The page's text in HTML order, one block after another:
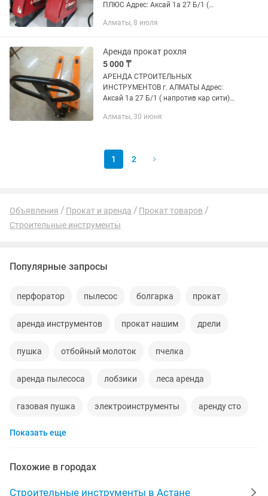
ПЛЮС Адрес: Аксай 1а 27 Б/1 (
недорого! В чистом и рабочем
вашего ремонта! ...
Алматы, 8 июля
Аренда прокат рохля
5 000 ₸
АРЕНДА СТРОИТЕЛЬНЫХ
ИНСТРУМЕНТОВ г. АЛМАТЫ Адрес:
Аксай 1а 27 Б/1 ( напротив кар сити)
рабочем состоянии Надежный
Алматы, 30 июня
1 2
Объявления Прокат и аренда
Прокат товаров
Строительные инструменты
Популярные запросы
перфоратор пылесос болгарка прокат
аренда инструментов прокат нашим дрели
пушка отбойный молоток пчелка
аренда пылесоса лобзики леса аренда
газовая пушка электроинструменты аренду сто
прокат инструментов
стремянка в аренду леса строительные аренда
Показать еще
Похожие в городах
Строительные инструменты в Астане